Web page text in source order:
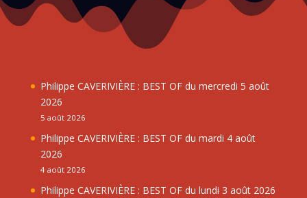
Philippe CAVERIVIÈRE : BEST OF du mercredi 5 août
2026
5 août 2026
Philippe CAVERIVIÈRE : BEST OF du mardi 4 août
2026
4 août 2026
Philippe CAVERIVIÈRE : BEST OF du lundi 3 août 2026